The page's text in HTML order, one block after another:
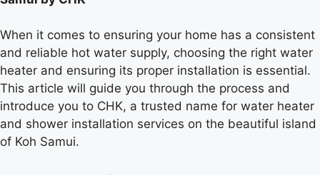
When it comes to ensuring your home has a consistent
and reliable hot water supply, choosing the right water
heater and ensuring its proper installation is essential.
This article will guide you through the process and
introduce you to CHK, a trusted name for water heater
and shower installation services on the beautiful island
of Koh Samui.